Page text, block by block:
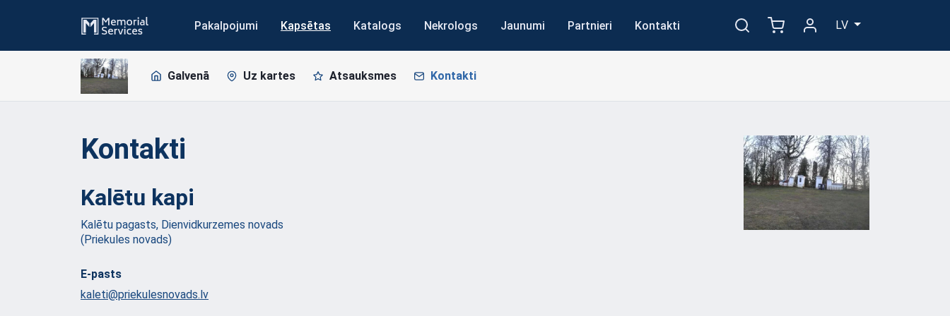
Pakalpojumi Kapsētas Katalogs Nekrologs Jaunumi Partnieri Kontakti LV
Galvenā Uz kartes Atsauksmes Kontakti
Kontakti
Kalētu kapi
Kalētu pagasts, Dienvidkurzemes novads
(Priekules novads)
E-pasts
kaleti@priekulesnovads.lv